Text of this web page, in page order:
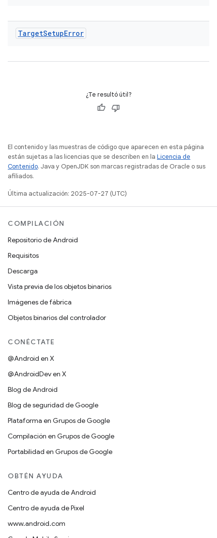
TargetSetupError
¿Te resultó útil?
El contenido y las muestras de código que aparecen en esta página
están sujetas a las licencias que se describen en la Licencia de
Contenido. Java y OpenJDK son marcas registradas de Oracle o sus
afiliados.
Última actualización: 2025-07-27 (UTC)
COMPILACIÓN
Repositorio de Android
Requisitos
Descarga
Vista previa de los objetos binarios
Imágenes de fábrica
Objetos binarios del controlador
CONÉCTATE
@Android en X
@AndroidDev en X
Blog de Android
Blog de seguridad de Google
Plataforma en Grupos de Google
Compilación en Grupos de Google
Portabilidad en Grupos de Google
OBTÉN AYUDA
Centro de ayuda de Android
Centro de ayuda de Pixel
www.android.com